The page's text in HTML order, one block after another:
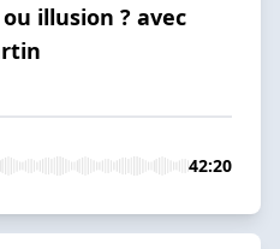
illusion ? avec
42:20